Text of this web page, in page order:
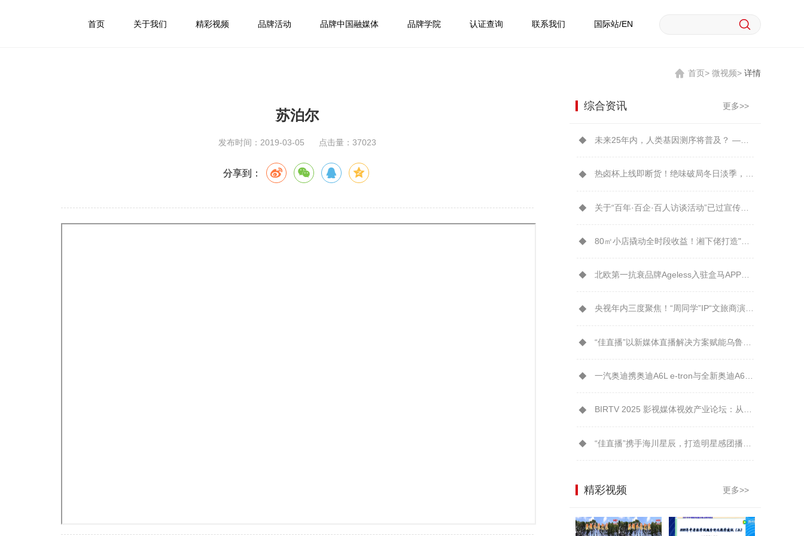
首页 关于我们 精彩视频 品牌活动 品牌中国融媒体 品牌学院 认证查询 联系我们 国际站/EN
首页> 微视频> 详情
苏泊尔
发布时间：2019-03-05 点击量：37023
分享到：
综合资讯 更多>>
未来25年内，人类基因测序将普及？ ——从华大实践看凯文·凯利预言可能性
热卤杯上线即断货！绝味破局冬日淡季，开辟餐桌新增量
关于“百年·百企·百人访谈活动”已过宣传时效的公告
80㎡小店撬动全时段收益！湘下佬打造"可复制的湖湘美食IP"
北欧第一抗衰品牌Ageless入驻盒马APP解锁年轻“肌”密
央视年内三度聚焦！“周同学”IP“文旅商演”模式引爆城市消费新生态
“佳直播”以新媒体直播解决方案赋能乌鲁木齐广播电视台融媒体转型升级
一汽奥迪携奥迪A6L e-tron与全新奥迪A6L鼎力支持2026大连夏季达沃斯
BIRTV 2025 影视媒体视效产业论坛：从技术到美学EOS C80受到芒果TV制作团队认可
“佳直播”携手海川星辰，打造明星感团播新体验！
精彩视频 更多>>